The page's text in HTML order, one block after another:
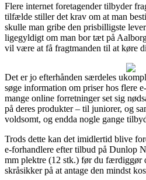
Flere internet foretagender tilbyder
tilfælde stiller det krav om at man
skulle man gribe den prisbilligste
ligegyldigt om man bor tæt på
vil være at få fragtmanden til at køre
Det er jo efterhånden særdeles
søge information om priser hos flere
mange online forretninger set sig
på deres produkter – til juniorer, og
voldsomt, og endda nogle gange
Trods dette kan det imidlertid blive
e-forhandlere efter tilbud på Dunlop
mm plektre (12 stk.) før du færdiggør
skråsikker på at antage den mindst